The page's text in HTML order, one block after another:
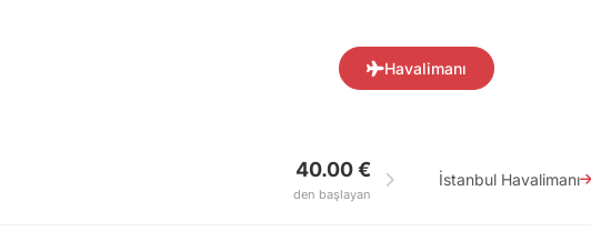
Havalimanı
40.00 €
den başlayan
İstanbul Havalimanı